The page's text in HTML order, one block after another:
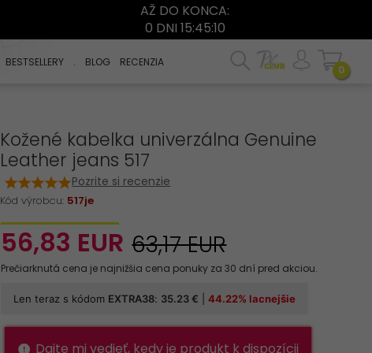
AŽ DO KONCA:
0 DNI 15:45:10
BESTSELLERY . BLOG RECENZIA
0
Kožené kabelka univerzálna Genuine
Leather jeans 517
Kód výrobcu: 517je
Pozrite si recenzie
56,83 EUR 63,17 EUR
Dajte mi vedieť, kedy je produkt k dispozícii